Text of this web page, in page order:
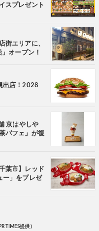
スプレゼント
街エリアに、
オープン！
出店！2028
京はやしや
パフェ」が復
葉市】レッド
ー」をプレゼ
TIMES提供 )